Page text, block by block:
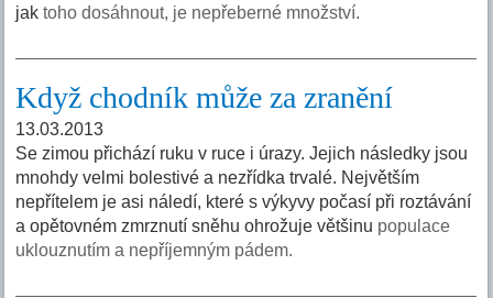
jaktoho dosáhnout, je nepřeberné množství.
Když chodník může za zranění
13.03.2013
Se zimou přichází ruku v ruce i úrazy. Jejich následky jsou
mnohdy velmi bolestivé a nezřídka trvalé. Největším
nepřítelem je asi náledí, které s výkyvy počasí při roztávání
a opětovném zmrznutí sněhu ohrožuje většinu populace
uklouznutím a nepříjemným pádem.